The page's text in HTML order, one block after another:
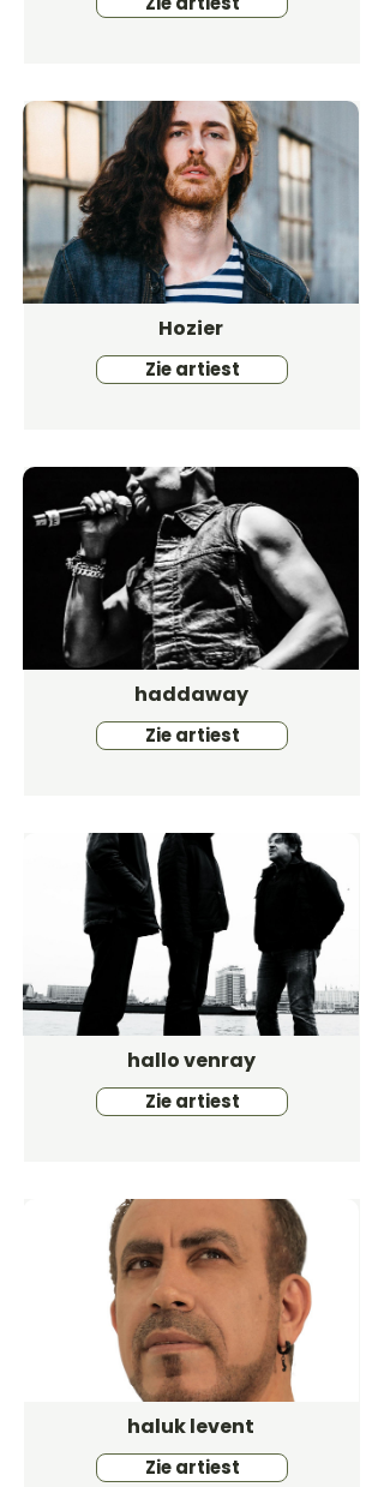
Hozier
Zie artiest
haddaway
Zie artiest
hallo venray
Zie artiest
haluk levent
Zie artiest